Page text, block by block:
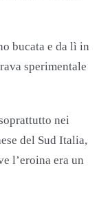
bucata e da lì in
sperimentale
nei
del Sud Italia,
l’eroina era un